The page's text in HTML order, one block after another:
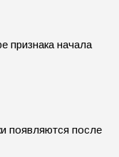
признака начала